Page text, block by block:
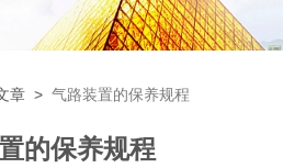
章 >气路装置的保养规程
的保养规程